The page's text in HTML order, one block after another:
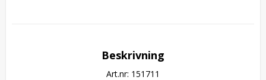
Beskrivning
Art.nr: 151711